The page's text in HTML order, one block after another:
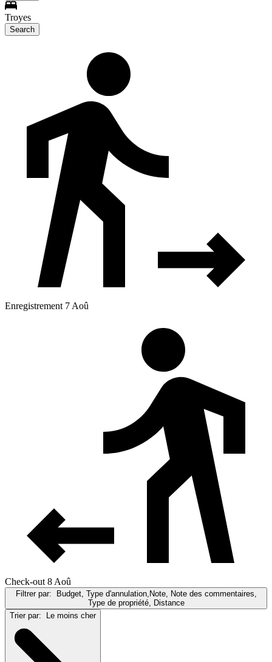
Troyes
Search
Enregistrement 7 Aoû
Check-out 8 Aoû
Filtrer par: Budget, Type d'annulation,Note, Note des commentaires,
Type de propriété, Distance
Trier par: Le moins cher